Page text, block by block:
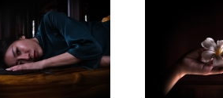
Fleuve #039